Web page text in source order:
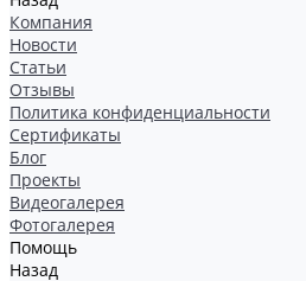
Компания
Новости
Статьи
Отзывы
Политика конфиденциальности
Сертификаты
Блог
Проекты
Видеогалерея
Фотогалерея
Помощь
Назад